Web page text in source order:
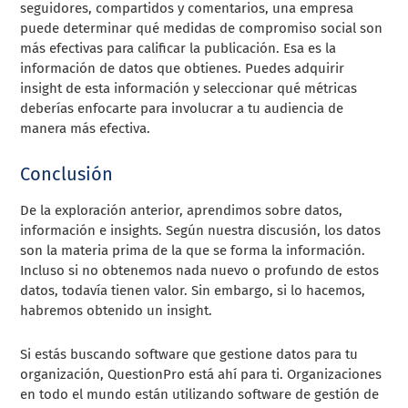
seguidores, compartidos y comentarios, una empresa
puede determinar qué medidas de compromiso social son
más efectivas para calificar la publicación. Esa es la
información de datos que obtienes. Puedes adquirir
insight de esta información y seleccionar qué métricas
deberías enfocarte para involucrar a tu audiencia de
manera más efectiva.
Conclusión
De la exploración anterior, aprendimos sobre datos,
información e insights. Según nuestra discusión, los datos
son la materia prima de la que se forma la información.
Incluso si no obtenemos nada nuevo o profundo de estos
datos, todavía tienen valor. Sin embargo, si lo hacemos,
habremos obtenido un insight.
Si estás buscando software que gestione datos para tu
organización, QuestionPro está ahí para ti. Organizaciones
en todo el mundo están utilizando software de gestión de